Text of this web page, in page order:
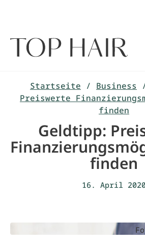
Startseite / Business
Preiswerte
finden
Geldtipp:
finden
16. April